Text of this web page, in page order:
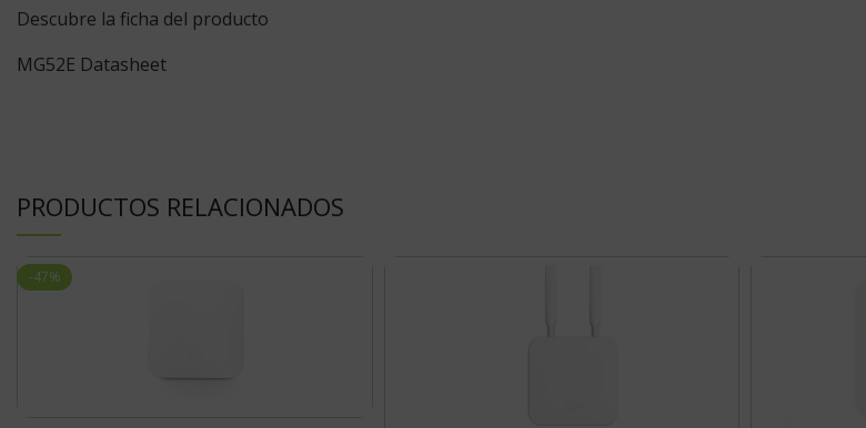
Descubre la ficha del producto
MG52E Datasheet
PRODUCTOS RELACIONADOS
-47%